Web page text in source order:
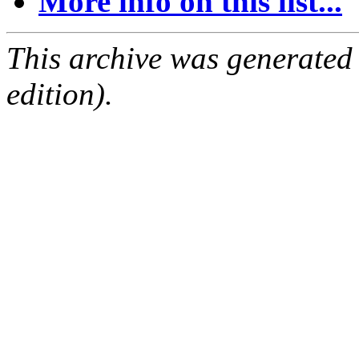
This archive was
edition).